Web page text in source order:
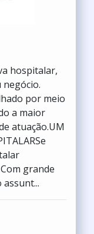
hospitalar,
negócio.
por meio
a maior
atuação.UM
grande